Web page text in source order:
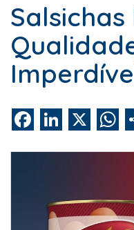
Salsichas
FacebookLinkedIn